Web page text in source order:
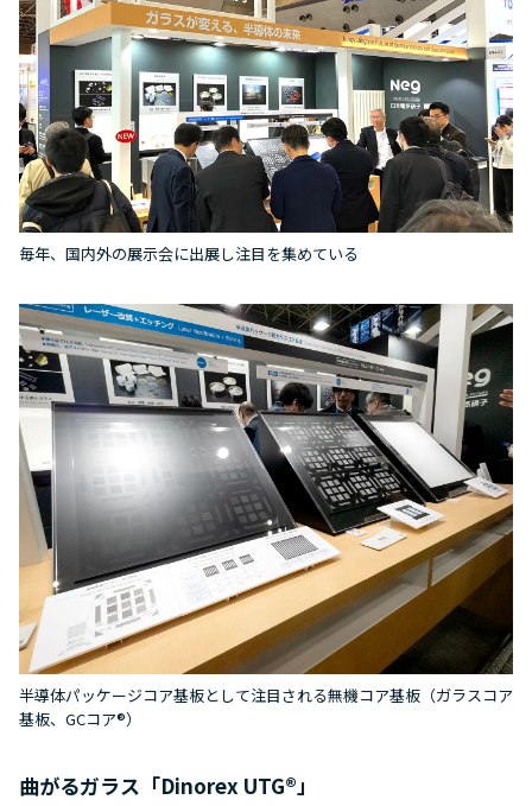
毎年、国内外の展示会に出展し注目を集めている
半導体パッケージコア基板として注目される無機コア基板（ガラスコア
基板、GCコア®）
曲がるガラス「Dinorex UTG®」